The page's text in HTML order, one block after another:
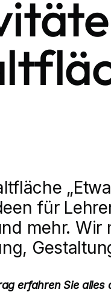
für
mehr. Wir
erfahren Sie